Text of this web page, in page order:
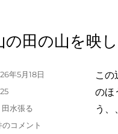
の田の山を映
この
のほ
う、
年5月18日
田水張る
のコメント